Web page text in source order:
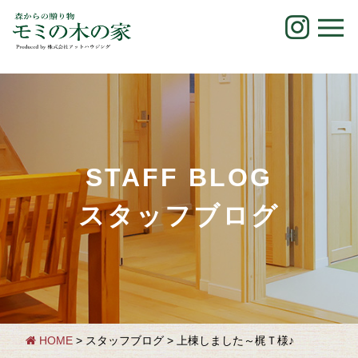
content
STAFF BLOG
スタッフブログ
HOME > スタッフブログ > 上棟しました～梶Ｔ様♪